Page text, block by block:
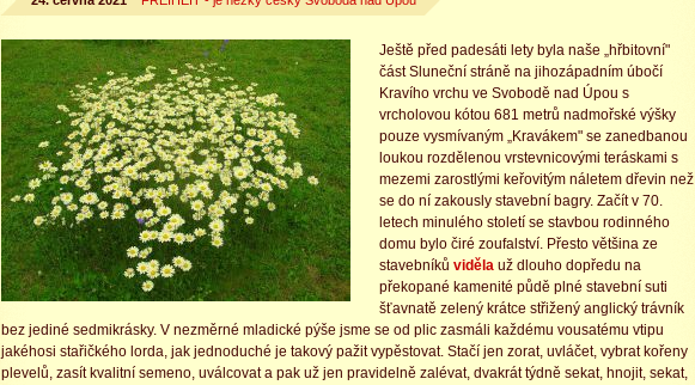
Ještě před padesáti lety byla naše „hřbitovní"
část Sluneční stráně na jihozápadním úbočí
Kravího vrchu ve Svobodě nad Úpou s
vrcholovou kótou 681 metrů nadmořské výšky
pouze vysmívaným „Kravákem" se zanedbanou
loukou rozdělenou vrstevnicovými teráskami s
mezemi zarostlými keřovitým náletem dřevin než
se do ní zakously stavební bagry. Začít v 70.
letech minulého století se stavbou rodinného
domu bylo čiré zoufalství. Přesto většina ze
stavebníků viděla už dlouho dopředu na
překopané kamenité půdě plné stavební suti
šťavnatě zelený krátce střižený anglický trávník
bez jediné sedmikrásky. V nezměrné mladické pýše jsme se od plic zasmáli každému vousatému vtipu
jakéhosi stařičkého lorda, jak jednoduché je takový pažit vypěstovat. Stačí jen zorat, uvláčet, vybrat kořeny
plevelů, zasít kvalitní semeno, uválcovat a pak už jen pravidelně zalévat, dvakrát týdně sekat, hnojit, sekat,